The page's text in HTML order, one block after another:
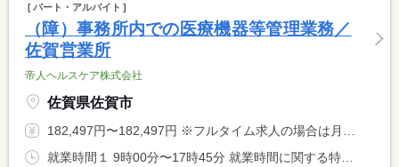
パート・アルバイト
（障）事務所内での医療機器等管理業務／
佐賀営業所
帝人ヘルスケア株式会社
佐賀県佐賀市
182,497円〜182,497円 ※フルタイム求人の場合は月額（換算額）、パート求人の場合は時間額を表示しています。